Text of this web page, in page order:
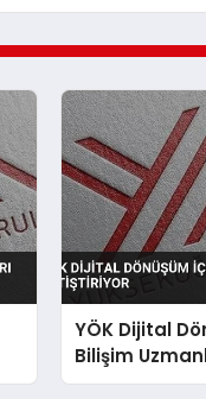
YÖK Dijital
Bilişim